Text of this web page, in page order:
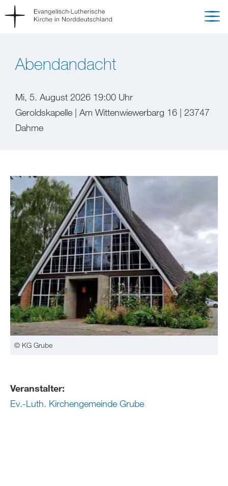
Abendandacht
Mi, 5. August 2026 19:00 Uhr
Geroldskapelle | Am Wittenwiewerbarg 16 | 23747
Dahme
© KG Grube
Veranstalter:
Ev.-Luth. Kirchengemeinde Grube